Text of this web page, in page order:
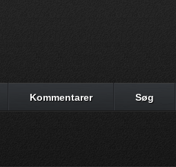
Kommentarer Søg